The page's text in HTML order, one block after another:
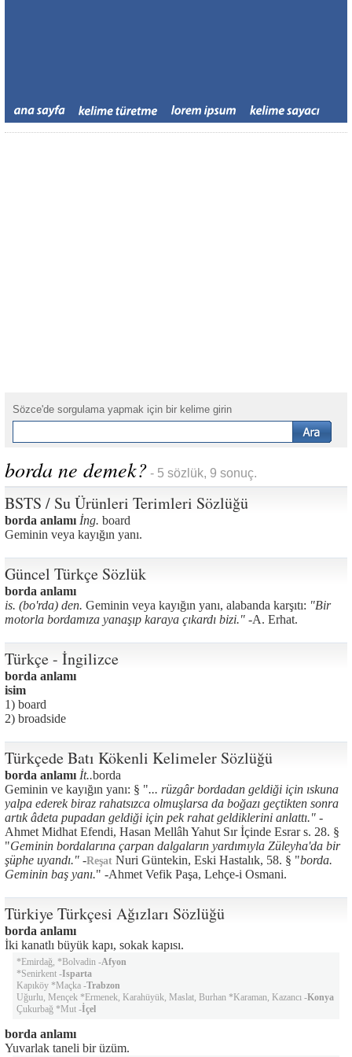
Sözce'de sorgulama yapmak için bir kelime girin
borda ne demek? - 5 sözlük, 9 sonuç.
BSTS / Su Ürünleri Terimleri Sözlüğü
borda anlamı İng. board
Geminin veya kayığın yanı.
Güncel Türkçe Sözlük
borda anlamı
is. (bo'rda) den. Geminin veya kayığın yanı, alabanda karşıtı: "Bir
motorla bordamıza yanaşıp karaya çıkardı bizi." -A. Erhat.
Türkçe - İngilizce
borda anlamı
isim
1) board
2) broadside
Türkçede Batı Kökenli Kelimeler Sözlüğü
borda anlamı İt..borda
Geminin ve kayığın yanı: § "... rüzgâr bordadan geldiği için ıskuna
yalpa ederek biraz rahatsızca olmuşlarsa da boğazı geçtikten sonra
artık âdeta pupadan geldiği için pek rahat geldiklerini anlattı." -
Ahmet Midhat Efendi, Hasan Mellâh Yahut Sır İçinde Esrar s. 28. §
"Geminin bordalarına çarpan dalgaların yardımıyla Züleyha'da bir
şüphe uyandı." -Reşat Nuri Güntekin, Eski Hastalık, 58. § "borda.
Geminin baş yanı." -Ahmet Vefik Paşa, Lehçe-i Osmani.
Türkiye Türkçesi Ağızları Sözlüğü
borda anlamı
İki kanatlı büyük kapı, sokak kapısı.
*Emirdağ, *Bolvadin -Afyon
*Senirkent -Isparta
Kapıköy *Maçka -Trabzon
Uğurlu, Mençek *Ermenek, Karahüyük, Maslat, Burhan *Karaman, Kazancı -Konya
Çukurbağ *Mut -İçel
borda anlamı
Yuvarlak taneli bir üzüm.